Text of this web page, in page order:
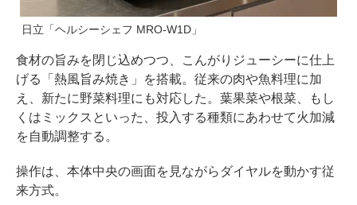
日立「ヘルシーシェフ MRO-W1D」
食材の旨みを閉じ込めつつ、こんがりジューシーに仕上
げる「熱風旨み焼き」を搭載。従来の肉や魚料理に加
え、新たに野菜料理にも対応した。葉果菜や根菜、もし
くはミックスといった、投入する種類にあわせて火加減
を自動調整する。
操作は、本体中央の画面を見ながらダイヤルを動かす従
来方式。